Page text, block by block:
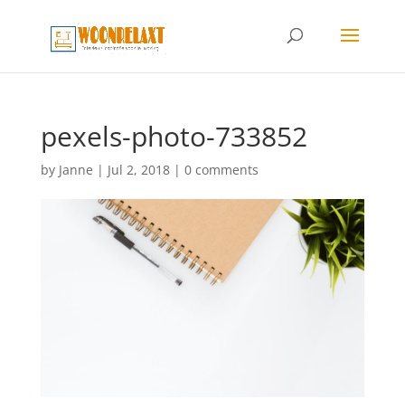
pexels-photo-733852
by Janne | Jul 2, 2018| 0 comments